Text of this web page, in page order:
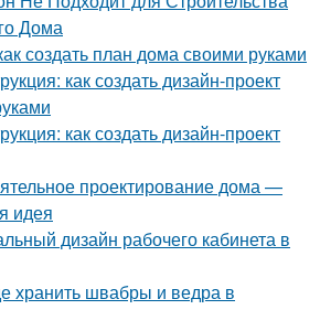
Дома
создать план дома своими руками
как создать дизайн-проект
как создать дизайн-проект
проектирование дома —
идея
дизайн рабочего кабинета в
хранить швабры и ведра в